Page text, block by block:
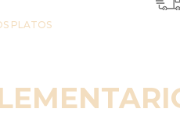
PLATOS